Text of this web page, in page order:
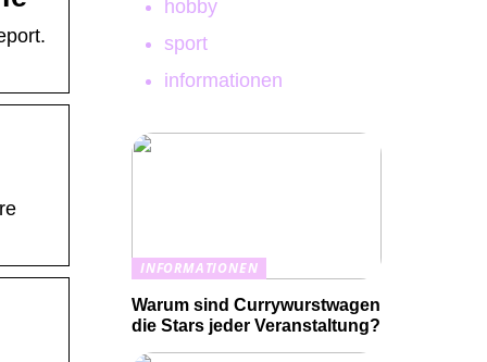
hobby
sport
informationen
INFORMATIONEN
Warum sind Currywurstwagen
die Stars jeder Veranstaltung?